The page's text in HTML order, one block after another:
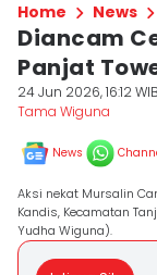
Home News
Diancam
Panjat
24 Jun 2026, 16:12 WIB
Tama Wiguna
News
Aksi nekat Mursalin
Kandis, Kecamatan
Yudha Wiguna).